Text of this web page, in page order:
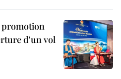
promotion
d'un vol